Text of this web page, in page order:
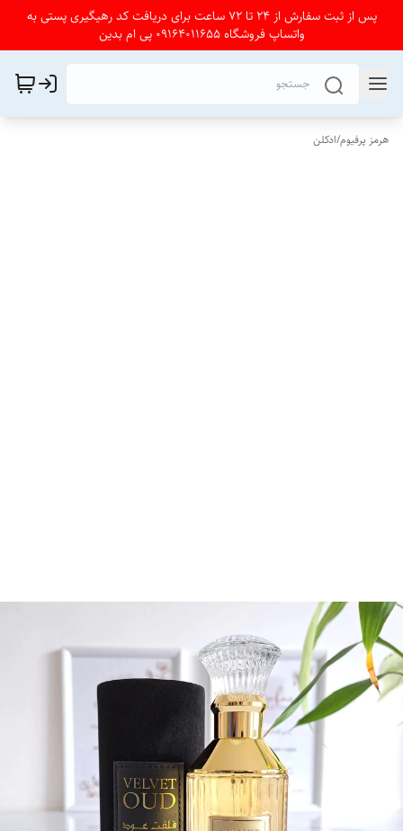
پس از ثبت سفارش از 24 تا 72 ساعت برای دریافت کد رهیگیری پستی به
واتساپ فروشگاه 09164011655 پی ام بدین
هرمز پرفیوم/ادکلن